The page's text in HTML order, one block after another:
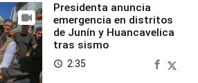
Presidenta anuncia
emergencia en distritos
de Junín y Huancavelica
tras sismo
access_time 2:35